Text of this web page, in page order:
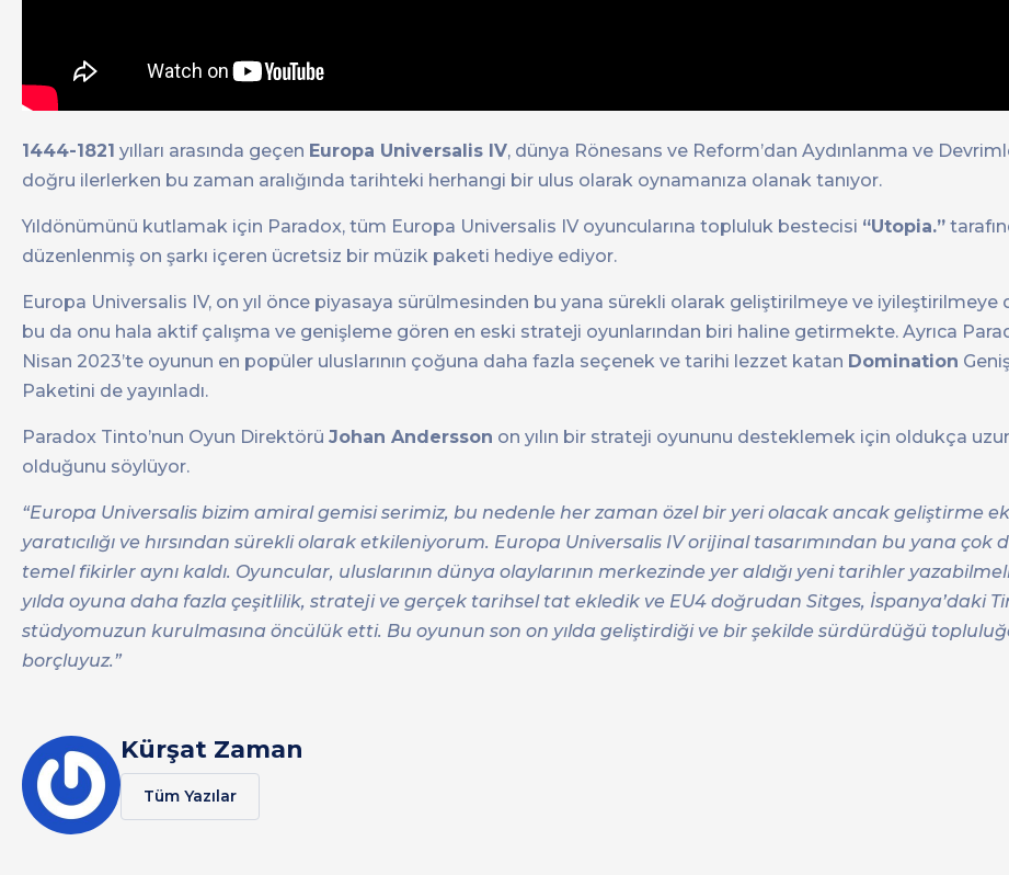
1444-1821 yılları arasında geçen Europa Universalis IV, dünya Rönesans ve Reform’dan Aydınlanma ve
doğru ilerlerken bu zaman aralığında tarihteki herhangi bir ulus olarak oynamanıza olanak tanıyor.
Yıldönümünü kutlamak için Paradox, tüm Europa Universalis IV oyuncularına topluluk bestecisi “Utopia.”
düzenlenmiş on şarkı içeren ücretsiz bir müzik paketi hediye ediyor.
Europa Universalis IV, on yıl önce piyasaya sürülmesinden bu yana sürekli olarak geliştirilmeye ve iyileştirilmeye
bu da onu hala aktif çalışma ve genişleme gören en eski strateji oyunlarından biri haline getirmekte. Ayrıca
Nisan 2023’te oyunun en popüler uluslarının çoğuna daha fazla seçenek ve tarihi lezzet katan Domination
Paketini de yayınladı.
Paradox Tinto’nun Oyun Direktörü Johan Andersson on yılın bir strateji oyununu desteklemek için oldukça
olduğunu söylüyor.
“Europa Universalis bizim amiral gemisi serimiz, bu nedenle her zaman özel bir yeri olacak ancak geliştirme
yaratıcılığı ve hırsından sürekli olarak etkileniyorum. Europa Universalis IV orijinal tasarımından bu yana çok
temel fikirler aynı kaldı. Oyuncular, uluslarının dünya olaylarının merkezinde yer aldığı yeni tarihler
yılda oyuna daha fazla çeşitlilik, strateji ve gerçek tarihsel tat ekledik ve EU4 doğrudan Sitges, İspanya’daki
stüdyomuzun kurulmasına öncülük etti. Bu oyunun son on yılda geliştirdiği ve bir şekilde sürdürdüğü
borçluyuz.”
Kürşat Zaman
Tüm Yazılar